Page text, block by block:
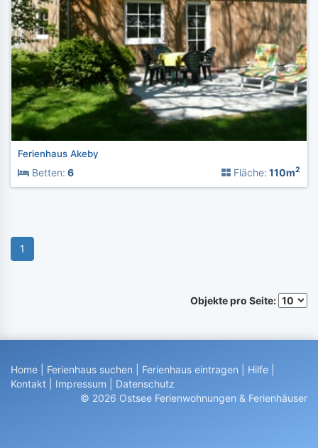
Ferienhaus Akeby
Betten: 6 Fläche: 110m2
1
Objekte pro Seite:
Home Ferienhaus suchen Ferienhaus eintragen Hilfe
Kontakt
Impressum
Datenschutz
© 2026 Ostsee Ferienwohnungen & Ferienhäuser